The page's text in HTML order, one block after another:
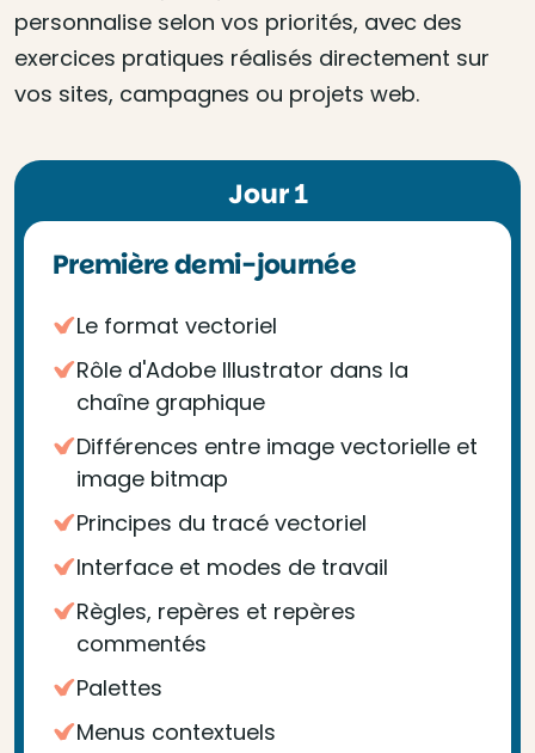
personnalise selon vos priorités, avec des
exercices pratiques réalisés directement sur
vos sites, campagnes ou projets web.
Jour 1
Première demi-journée
Le format vectoriel
Rôle d'Adobe Illustrator dans la
chaîne graphique
Différences entre image vectorielle et
image bitmap
Principes du tracé vectoriel
Interface et modes de travail
Règles, repères et repères
commentés
Palettes
Menus contextuels